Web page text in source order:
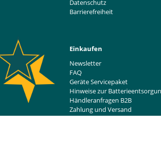
Datenschutz
Barrierefreiheit
Einkaufen
Newsletter
FAQ
Geräte Servicepaket
Hinweise zur
Händleranfragen B2B
Zahlung und Versand
Widerrufsrecht